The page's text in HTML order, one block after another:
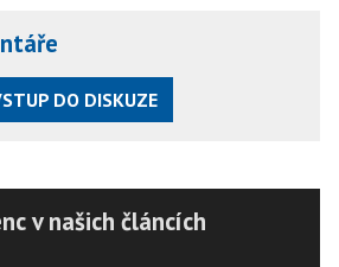
DO DISKUZE
v našich článcích